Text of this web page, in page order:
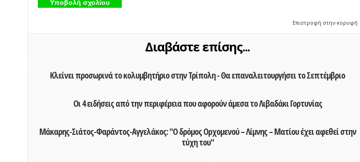
Επιστροφή στην κορυφή
Διαβάστε επίσης...
Κλείνει προσωρινά το κολυμβητήριο στην Τρίπολη - Θα επαναλειτουργήσει το Σεπτέμβριο
Οι 4 ειδήσεις από την περιφέρεια που αφορούν άμεσα το Λιβαδάκι Γορτυνίας
Μάκαρης-Σιάτος-Φαράντος-Αγγελάκος: "Ο δρόμος Ορχομενού – Λίμνης – Ματίου έχει αφεθεί στην
τύχη του"